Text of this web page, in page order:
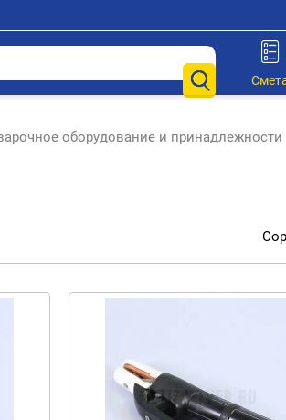
оборудование и принадлежности